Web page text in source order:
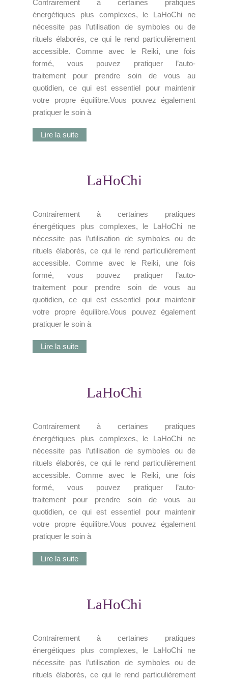
Contrairement à certaines pratiques
énergétiques plus complexes, le LaHoChi ne
nécessite pas l’utilisation de symboles ou de
rituels élaborés, ce qui le rend particulièrement
accessible. Comme avec le Reiki, une fois
formé, vous pouvez pratiquer l’auto-
traitement pour prendre soin de vous au
quotidien, ce qui est essentiel pour maintenir
votre propre équilibre.Vous pouvez également
pratiquer le soin à
Lire la suite
LaHoChi
Contrairement à certaines pratiques
énergétiques plus complexes, le LaHoChi ne
nécessite pas l’utilisation de symboles ou de
rituels élaborés, ce qui le rend particulièrement
accessible. Comme avec le Reiki, une fois
formé, vous pouvez pratiquer l’auto-
traitement pour prendre soin de vous au
quotidien, ce qui est essentiel pour maintenir
votre propre équilibre.Vous pouvez également
pratiquer le soin à
Lire la suite
LaHoChi
Contrairement à certaines pratiques
énergétiques plus complexes, le LaHoChi ne
nécessite pas l’utilisation de symboles ou de
rituels élaborés, ce qui le rend particulièrement
accessible. Comme avec le Reiki, une fois
formé, vous pouvez pratiquer l’auto-
traitement pour prendre soin de vous au
quotidien, ce qui est essentiel pour maintenir
votre propre équilibre.Vous pouvez également
pratiquer le soin à
Lire la suite
LaHoChi
Contrairement à certaines pratiques
énergétiques plus complexes, le LaHoChi ne
nécessite pas l’utilisation de symboles ou de
rituels élaborés, ce qui le rend particulièrement